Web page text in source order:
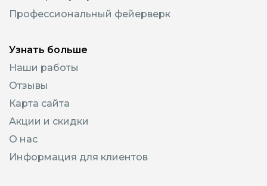
Профессиональный фейерверк
Узнать больше
Наши работы
Отзывы
Карта сайта
Акции и скидки
О нас
Информация для клиентов